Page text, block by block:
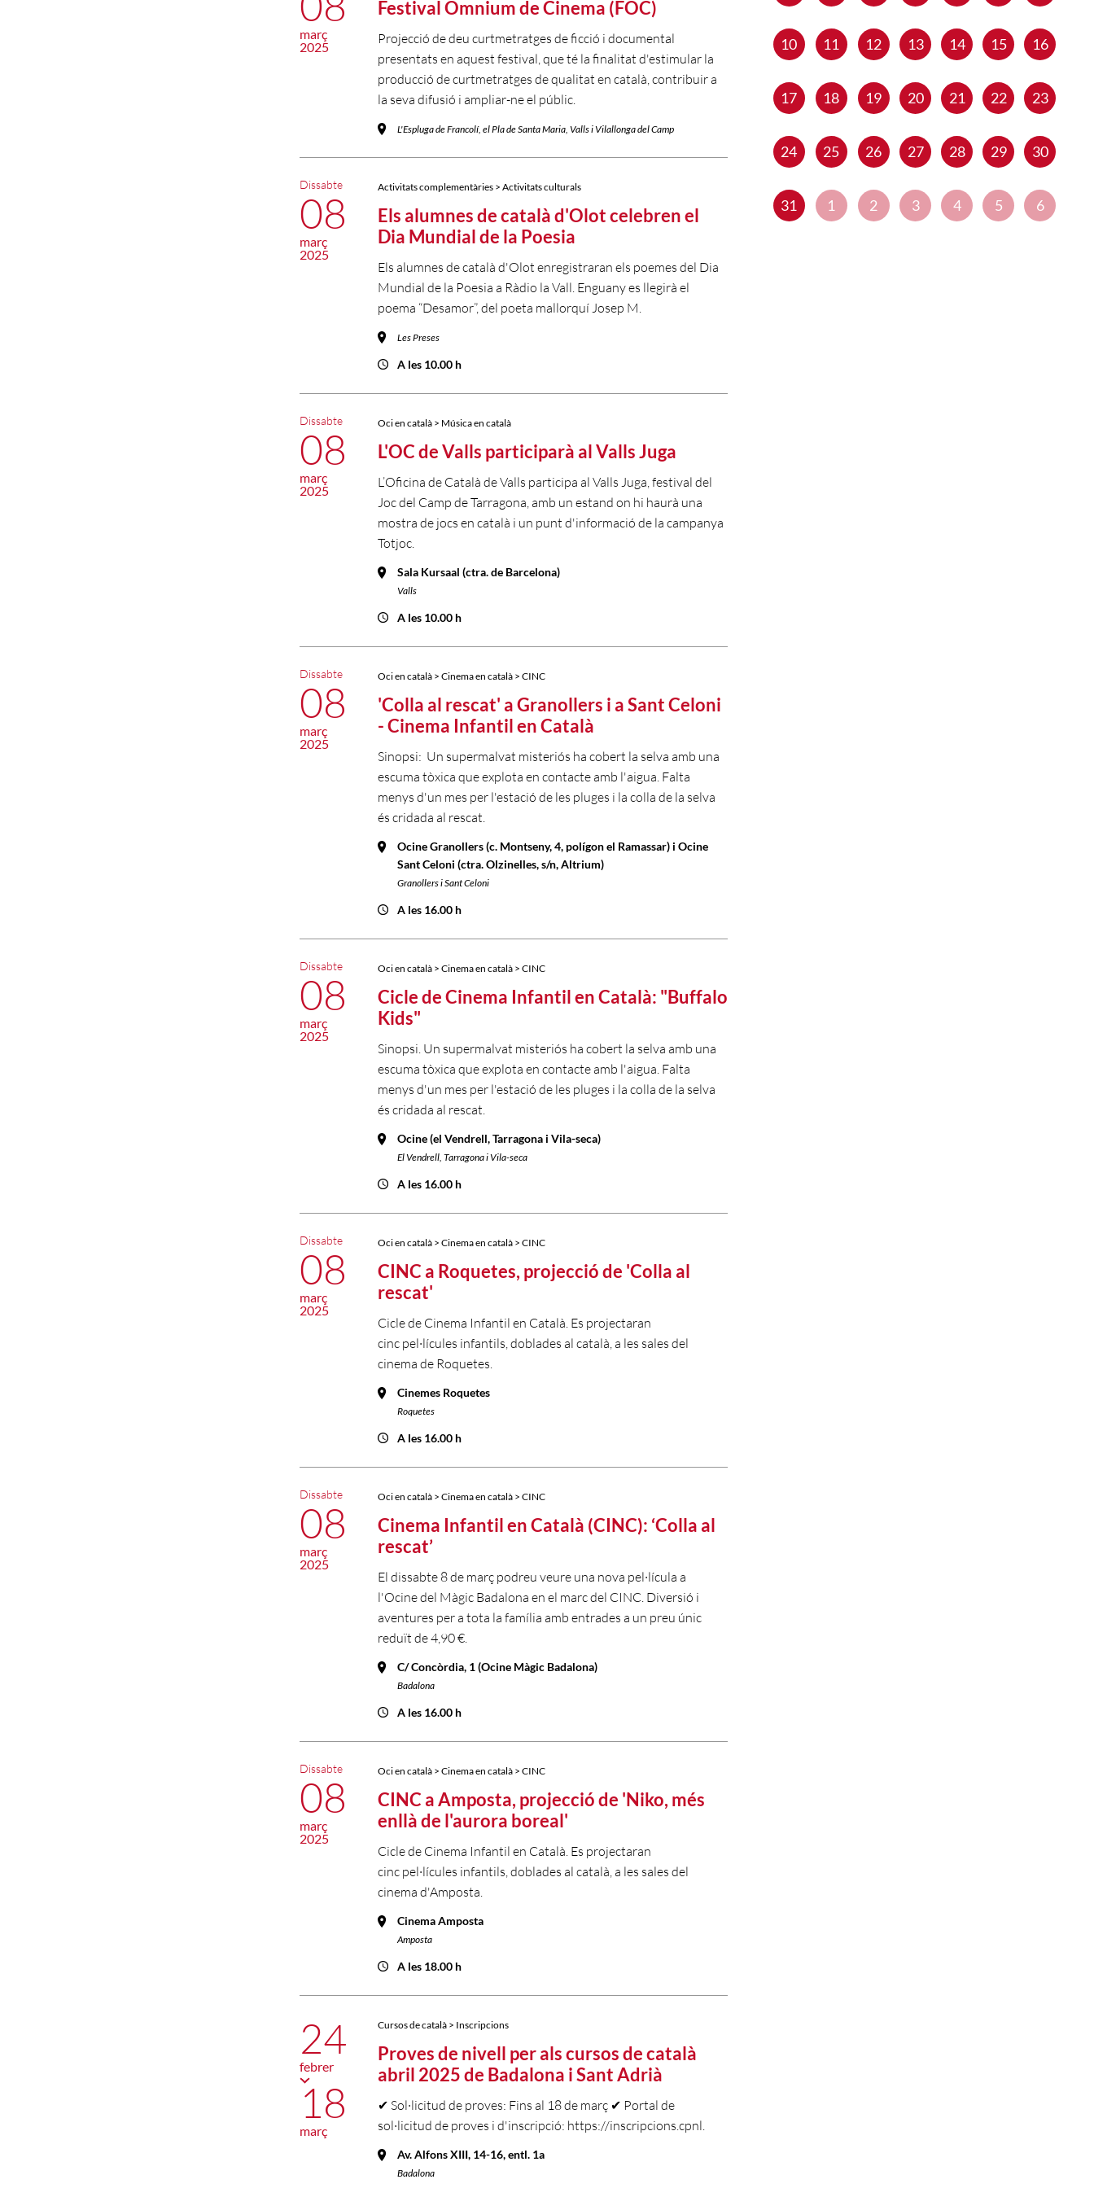
Festival Òmnium de Cinema (FOC)
Projecció de deu curtmetratges de ficció i documental
presentats en aquest festival, que té la finalitat d'estimular la
producció de curtmetratges de qualitat en català, contribuir a
la seva difusió i ampliar-ne el públic.
L'Espluga de Francolí, el Pla de Santa Maria, Valls i Vilallonga del Camp
març
2025
Activitats complementàries > Activitats culturals
Els alumnes de català d'Olot celebren el
Dia Mundial de la Poesia
Els alumnes de català d'Olot enregistraran els poemes del Dia
Mundial de la Poesia a Ràdio la Vall. Enguany es llegirà el
poema “Desamor”, del poeta mallorquí Josep M.
Les Preses
A les 10.00 h
Dissabte
08
març
2025
Oci en català > Música en català
L'OC de Valls participarà al Valls Juga
L’Oficina de Català de Valls participa al Valls Juga, festival del
Joc del Camp de Tarragona, amb un estand on hi haurà una
mostra de jocs en català i un punt d'informació de la campanya
Totjoc.
Sala Kursaal (ctra. de Barcelona)
Valls
A les 10.00 h
Dissabte
08
març
2025
Oci en català > Cinema en català > CINC
'Colla al rescat' a Granollers i a Sant Celoni
- Cinema Infantil en Català
Sinopsi: Un supermalvat misteriós ha cobert la selva amb una
escuma tòxica que explota en contacte amb l'aigua. Falta
menys d'un mes per l'estació de les pluges i la colla de la selva
és cridada al rescat.
Ocine Granollers (c. Montseny, 4, polígon el Ramassar) i Ocine
Sant Celoni (ctra. Olzinelles, s/n, Altrium)
Granollers i Sant Celoni
A les 16.00 h
Dissabte
08
març
2025
Oci en català > Cinema en català > CINC
Cicle de Cinema Infantil en Català: "Buffalo
Kids"
Sinopsi. Un supermalvat misteriós ha cobert la selva amb una
escuma tòxica que explota en contacte amb l'aigua. Falta
menys d'un mes per l'estació de les pluges i la colla de la selva
és cridada al rescat.
Ocine (el Vendrell, Tarragona i Vila-seca)
El Vendrell, Tarragona i Vila-seca
A les 16.00 h
Dissabte
08
març
2025
Oci en català > Cinema en català > CINC
CINC a Roquetes, projecció de 'Colla al
rescat'
Cicle de Cinema Infantil en Català. Es projectaran
cinc pel·lícules infantils, doblades al català, a les sales del
cinema de Roquetes.
Cinemes Roquetes
Roquetes
A les 16.00 h
Dissabte
08
març
2025
Oci en català > Cinema en català > CINC
Cinema Infantil en Català (CINC): ‘Colla al
rescat’
El dissabte 8 de març podreu veure una nova pel·lícula a
l'Ocine del Màgic Badalona en el marc del CINC. Diversió i
aventures per a tota la família amb entrades a un preu únic
reduït de 4,90 €.
C/ Concòrdia, 1 (Ocine Màgic Badalona)
Badalona
A les 16.00 h
Dissabte
08
març
2025
Oci en català > Cinema en català > CINC
CINC a Amposta, projecció de 'Niko, més
enllà de l'aurora boreal'
Cicle de Cinema Infantil en Català. Es projectaran
cinc pel·lícules infantils, doblades al català, a les sales del
cinema d'Amposta.
Cinema Amposta
Amposta
A les 18.00 h
Dissabte
08
març
2025
Cursos de català > Inscripcions
Proves de nivell per als cursos de català
abril 2025 de Badalona i Sant Adrià
✔ Sol·licitud de proves: Fins al 18 de març ✔ Portal de
sol·licitud de proves i d'inscripció: https://inscripcions.cpnl.
Av. Alfons XIII, 14-16, entl. 1a
Badalona
24
febrer
18
març
10 11 12 13 14 15 16
17 18 19 20 21 22 23
24 25 26 27 28 29 30
31 1 2 3 4 5 6